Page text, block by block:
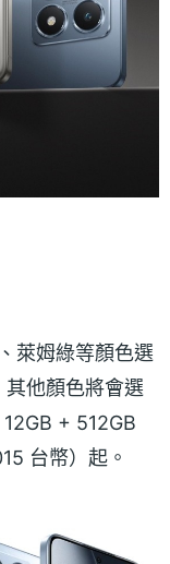
萊姆綠等顏色選
他顏色將會選
+ 512GB
台幣）起。